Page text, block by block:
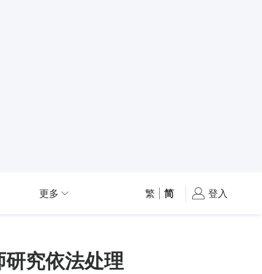
更多 繁 简 登入
究依法处理